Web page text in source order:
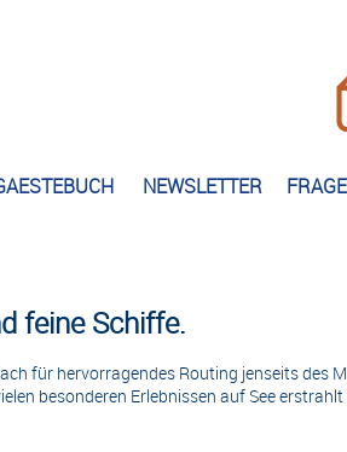
NEWSLETTER
feine Schiffe.
für hervorragendes Routing jenseits des
besonderen Erlebnissen auf See